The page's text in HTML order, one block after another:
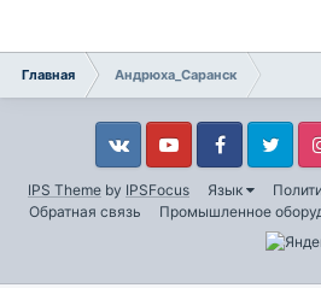
Главная Андрюха_Саранск
IPS Theme by IPSFocus Язык
Обратная связь
Промышленное
VkontakteYouTube FacebookTwitter